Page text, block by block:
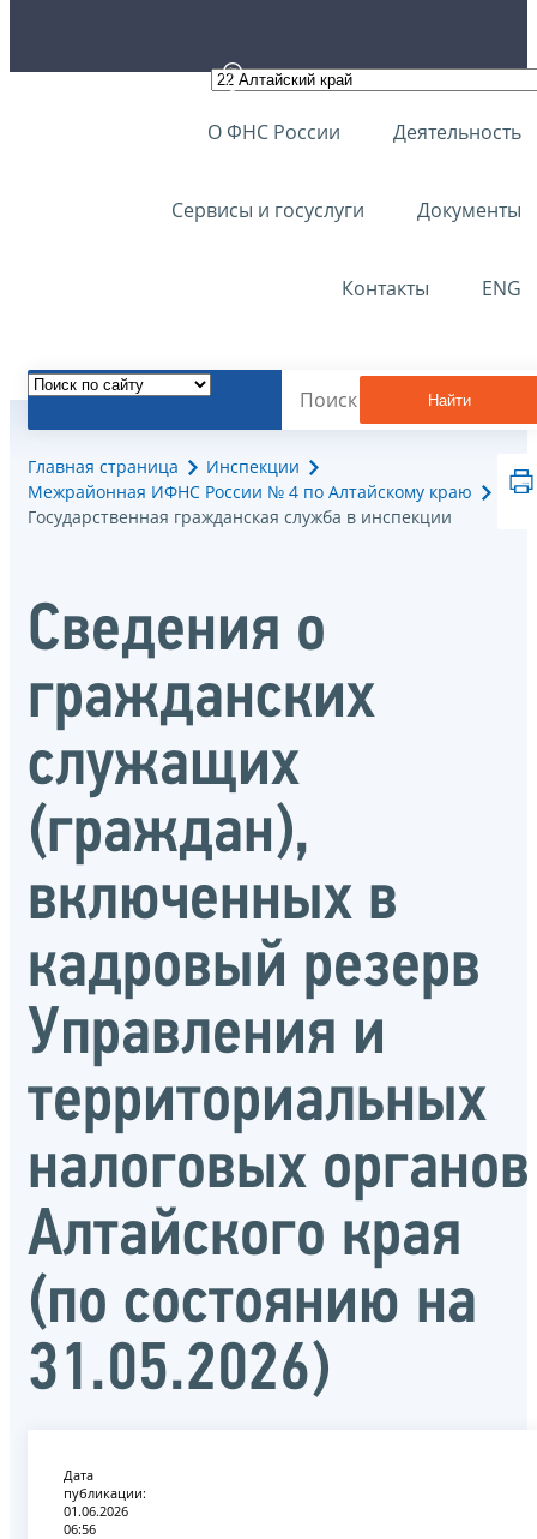
О ФНС России Деятельность
Сервисы и госуслуги Документы
Контакты ENG
Найти
Главная страница
Инспекции
Межрайонная ИФНС России № 4 по Алтайскому краю
Государственная гражданская служба в инспекции
Сведения о
гражданских
служащих
(граждан),
включенных в
кадровый резерв
Управления и
территориальных
налоговых органов
Алтайского края
(по состоянию на
31.05.2026)
Дата
публикации:
01.06.2026
06:56